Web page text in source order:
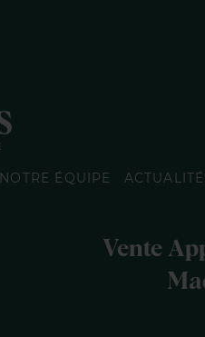
NOTRE ÉQUIPE
Vente